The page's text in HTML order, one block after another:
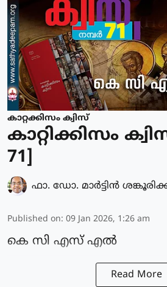
കാറ്റക്കിസം ക്വിസ്
കാറ്റിക്കിസം
71]
ഫാ. ഡോ. മാര്‍ട്ടിന്‍
Published on: 09 Jan 2026, 1:26 am
കെ സി എസ് എൽ
Read More